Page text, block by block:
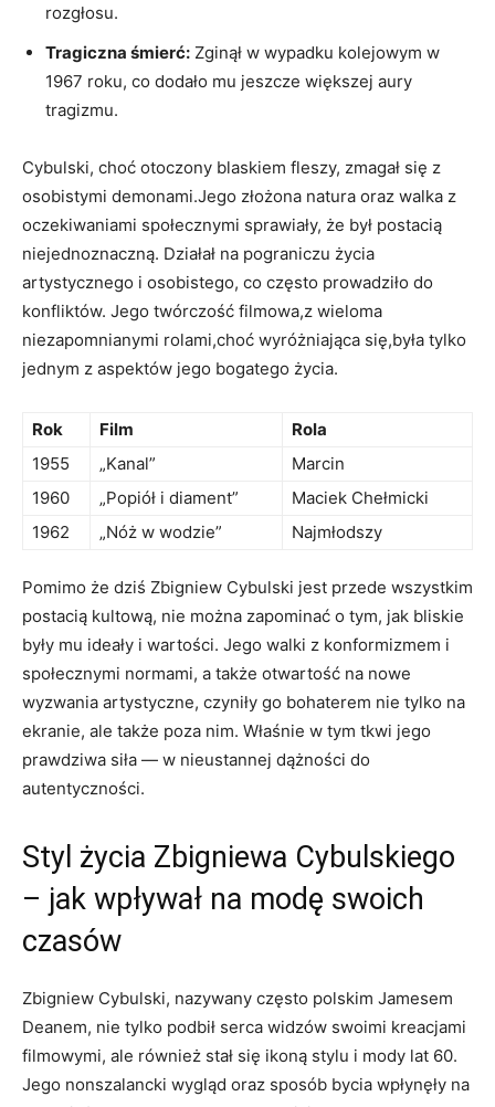
rozgłosu.
Tragiczna śmierć: Zginął w wypadku kolejowym w
1967 roku, co dodało mu jeszcze większej aury
tragizmu.
Cybulski, choć otoczony blaskiem fleszy, zmagał się z
osobistymi demonami.Jego złożona natura oraz walka z
oczekiwaniami społecznymi sprawiały, że był postacią
niejednoznaczną. Działał na pograniczu życia
artystycznego i osobistego, co często prowadziło do
konfliktów. Jego twórczość filmowa,z wieloma
niezapomnianymi rolami,choć wyróżniająca się,była tylko
jednym z aspektów jego bogatego życia.
Rok Film
Rola
1955
„Kanal”
Marcin
1960
„Popiół i diament”
Maciek Chełmicki
1962
„Nóż w wodzie” Najmłodszy
Pomimo że dziś Zbigniew Cybulski jest przede wszystkim
postacią kultową, nie można zapominać o tym, jak bliskie
były mu ideały i wartości. Jego walki z konformizmem i
społecznymi normami, a także otwartość na nowe
wyzwania artystyczne, czyniły go bohaterem nie tylko na
ekranie, ale także poza nim. Właśnie w tym tkwi jego
prawdziwa siła — w nieustannej dążności do
autentyczności.
Styl życia Zbigniewa Cybulskiego
– jak wpływał na modę swoich
czasów
Zbigniew Cybulski, nazywany często polskim Jamesem
Deanem, nie tylko podbił serca widzów swoimi kreacjami
filmowymi, ale również stał się ikoną stylu i mody lat 60.
Jego nonszalancki wygląd oraz sposób bycia wpłynęły na